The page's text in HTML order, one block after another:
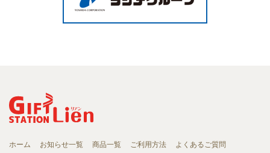
ホーム お知らせ一覧 商品一覧 ご利用方法 よくあるご質問